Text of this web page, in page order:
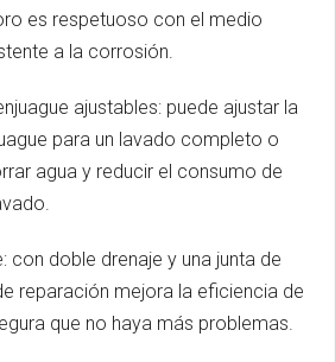
es respetuoso con el medio
a la corrosión.
ajustables: puede ajustar la
para un lavado completo o
agua y reducir el consumo de
con doble drenaje y una junta de
reparación mejora la eficiencia de
que no haya más problemas.